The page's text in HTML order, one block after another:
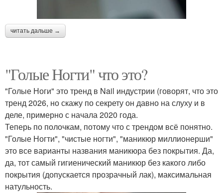
читать дальше →
"Голые Ногти" что это?
"Голые Ноги" это тренд в Nail индустрии (говорят, что это
тренд 2026, но скажу по секрету он давно на слуху и в
деле, примерно с начала 2020 года.
Теперь по полочкам, потому что с трендом всё понятно.
"Голые Ногти", "чистые ногти", "маникюр миллионерши"
это все варианты названия маникюра без покрытия. Да,
да, тот самый гигиенический маникюр без какого либо
покрытия (допускается прозрачный лак), максимальная
натульность.